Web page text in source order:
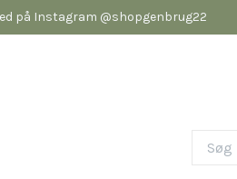
på Instagram @shopgenbrug22